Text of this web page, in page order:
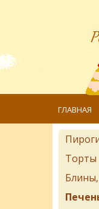
ГЛАВНАЯ
Торты